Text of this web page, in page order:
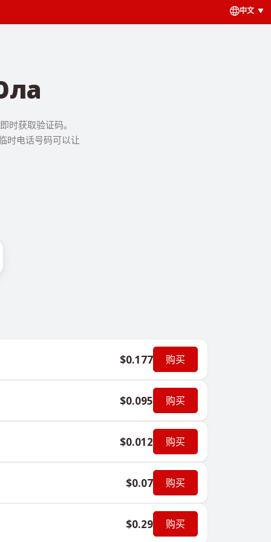
中文
时获取验证码。
时电话号码可以让
$0.177 购买
$0.095 购买
$0.012 购买
$0.07 购买
$0.29 购买